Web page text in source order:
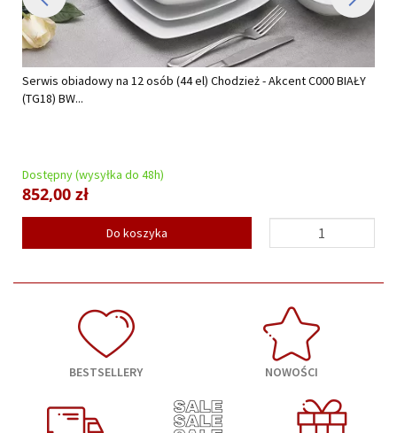
Serwis obiadowy na 12 osób (44 el) Chodzież - Akcent C000 BIAŁY
(TG18) BW...
Dostępny (wysyłka do 48h)
852,00 zł
Do koszyka
BESTSELLERY NOWOŚCI